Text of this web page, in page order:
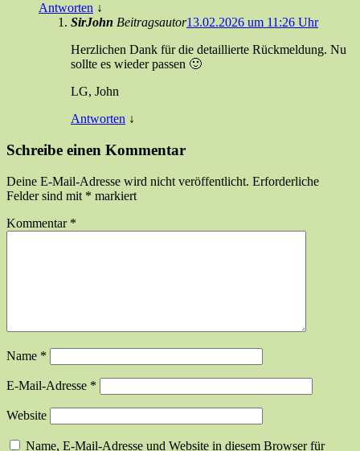
Antworten ↓
SirJohn Beitragsautor13.02.2026 um 11:26 Uhr
Herzlichen Dank für die detaillierte Rückmeldung. Nu
sollte es wieder passen 🙂
LG, John
Antworten ↓
Schreibe einen Kommentar
Deine E-Mail-Adresse wird nicht veröffentlicht. Erforderliche
Felder sind mit * markiert
Kommentar *
Name *
E-Mail-Adresse *
Website
Name, E-Mail-Adresse und Website in diesem Browser für